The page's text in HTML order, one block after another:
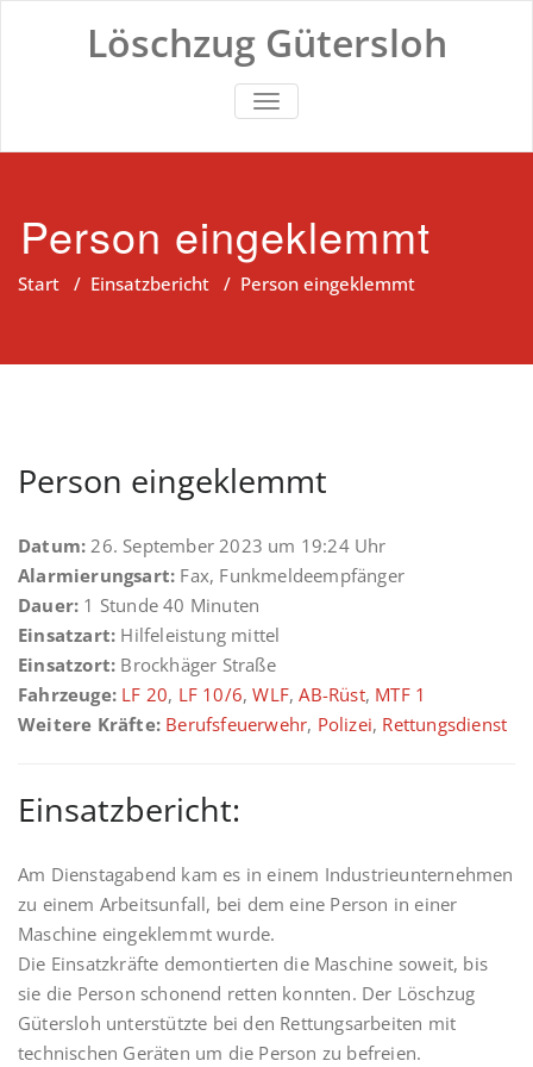
Löschzug Gütersloh
TOGGLE NAVIGATION
Person eingeklemmt
Start / Einsatzbericht / Person eingeklemmt
Person eingeklemmt
Datum: 26. September 2023 um 19:24 Uhr
Alarmierungsart: Fax, Funkmeldeempfänger
Dauer: 1 Stunde 40 Minuten
Einsatzart: Hilfeleistung mittel
Einsatzort: Brockhäger Straße
Fahrzeuge: LF 20, LF 10/6,WLF,AB-Rüst, MTF 1
Weitere Kräfte: Berufsfeuerwehr, Polizei, Rettungsdienst
Einsatzbericht:
Am Dienstagabend kam es in einem Industrieunternehmen
zu einem Arbeitsunfall, bei dem eine Person in einer
Maschine eingeklemmt wurde.
Die Einsatzkräfte demontierten die Maschine soweit, bis
sie die Person schonend retten konnten. Der Löschzug
Gütersloh unterstützte bei den Rettungsarbeiten mit
technischen Geräten um die Person zu befreien.